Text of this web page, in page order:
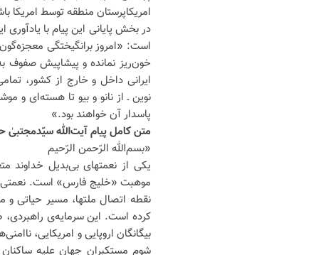
امریکاپرستان منطقه توسط امریکا
در بخش پایانی این پیام با
است: «امروز برانگیختگی
خون‌ریز نمانده و پیشاپیش صفوف
ایرانی داخل و خارج از کشور،
نوین ـ از نانو و بیو تا هسته‌ای
پاسدار آن خواهند بود.»
متن کامل پیام آیت‌الله
«بسم‌الله الرّحمن الرّحیم
یکی از نعمتهای بی‌بدیل خداوند
موهبت «خلیج فارس» است. نعمتی
نقطه اتصال ملتها، مسیر حیاتی و
کرده است. این سرمایه‌ی راهبردی،
بیگانگان اروپایی و امریکایی،
شوم مستکبران جهان علیه